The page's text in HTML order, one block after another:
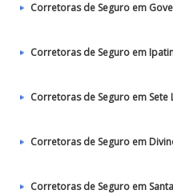
Corretoras de Seguro em
Corretoras de Seguro em
Corretoras de Seguro em Sete
Corretoras de Seguro em
Corretoras de Seguro em